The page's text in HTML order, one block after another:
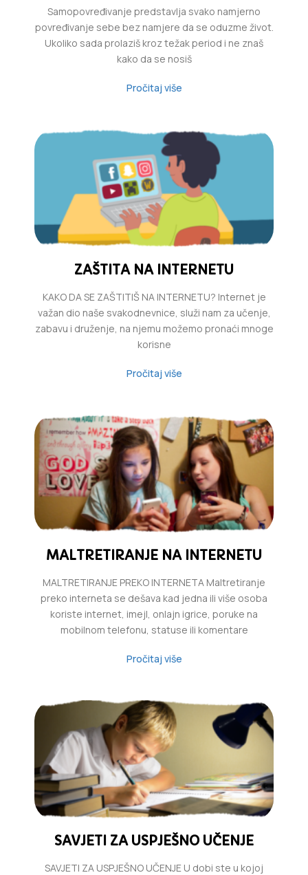
Samopovređivanje predstavlja svako namjerno
povređivanje sebe bez namjere da se oduzme život.
Ukoliko sada prolaziš kroz težak period i ne znaš
kako da se nosiš
Pročitaj više
ZAŠTITA NA INTERNETU
KAKO DA SE ZAŠTITIŠ NA INTERNETU? Internet je
važan dio naše svakodnevnice, služi nam za učenje,
zabavu i druženje, na njemu možemo pronaći mnoge
korisne
Pročitaj više
MALTRETIRANJE NA INTERNETU
MALTRETIRANJE PREKO INTERNETA Maltretiranje
preko interneta se dešava kad jedna ili više osoba
koriste internet, imejl, onlajn igrice, poruke na
mobilnom telefonu, statuse ili komentare
Pročitaj više
SAVJETI ZA USPJEŠNO UČENJE
SAVJETI ZA USPJEŠNO UČENJE U dobi ste u kojoj